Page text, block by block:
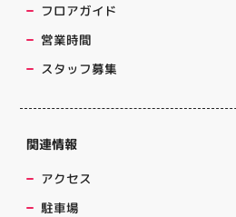
フロアガイド
営業時間
スタッフ募集
関連情報
アクセス
駐車場